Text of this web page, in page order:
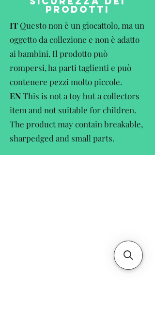
PRODOTTI
IT Questo non è un giocattolo, ma un
oggetto da collezione e non è adatto
ai bambini. Il prodotto può
rompersi, ha parti taglienti e può
contenere pezzi molto piccole.
ENThis is not a toy but a collectors
item and not suitable for children.
The product may contain breakable,
sharpedged and small parts.